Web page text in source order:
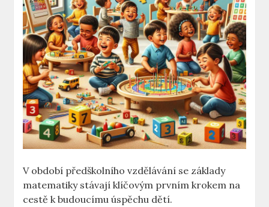
V období předškolního vzdělávání se základy
matematiky stávají klíčovým prvním krokem na
cestě k budoucímu úspěchu dětí.